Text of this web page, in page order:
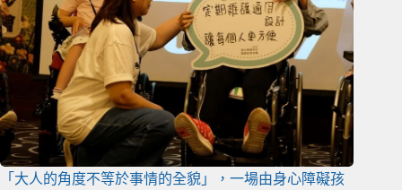
「大人的角度不等於事情的全貌」，一場由身心障礙孩